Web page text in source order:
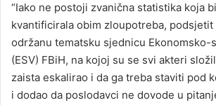
“Iako ne postoji zvanična statistika koja
kvantificirala obim zloupotreba, podsjetit
održanu tematsku sjednicu Ekonomsko-
(ESV) FBiH, na kojoj su se svi akteri
zaista eskalirao i da ga treba staviti pod
i dodao da poslodavci ne dovode u